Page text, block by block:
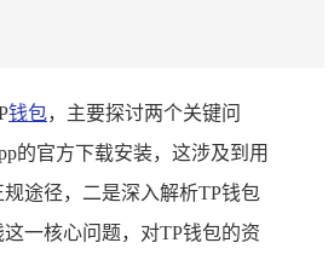
钱包，主要探讨两个关键问
的官方下载安装，这涉及到用
途径，二是深入解析TP钱包
一核心问题，对TP钱包的资